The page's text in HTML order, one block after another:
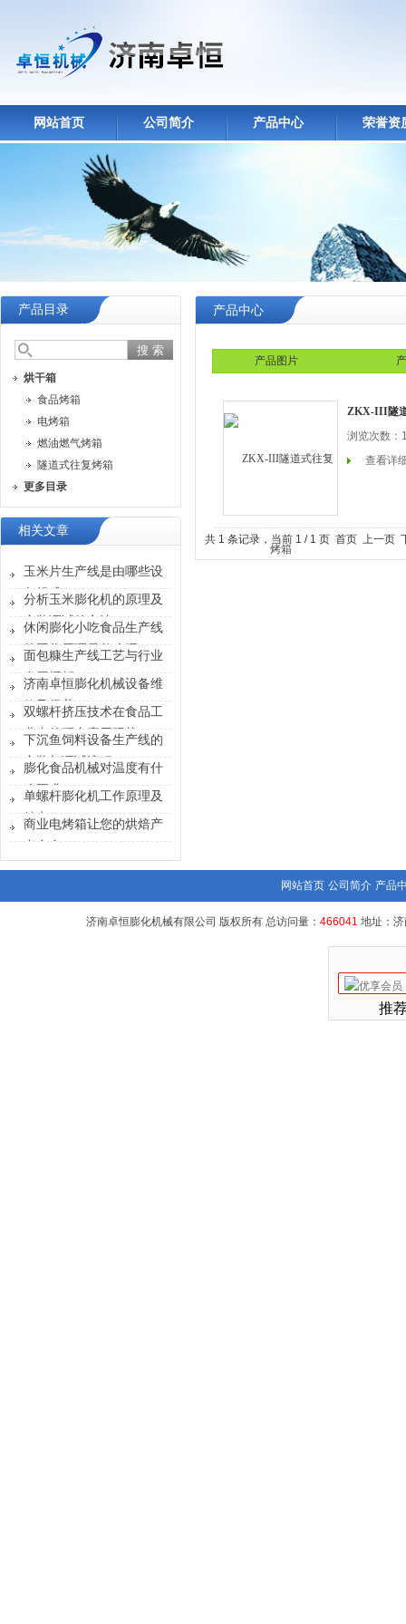
网站首页 公司简介 产品中心 荣誉资
产品目录
烘干箱
食品烤箱
电烤箱
燃油燃气烤箱
隧道式往复烤箱
更多目录
相关文章
玉米片生产线是由哪些设
备组成？
分析玉米膨化机的原理及
安装调试的方法
休闲膨化小吃食品生产线
的工作原理是什么呢？
面包糠生产线工艺与行业
发展探析
济南卓恒膨化机械设备维
修及保养
双螺杆挤压技术在食品工
业中的研究应用现状
下沉鱼饲料设备生产线的
安装与调试流程
膨化食品机械对温度有什
么要求？
单螺杆膨化机工作原理及
特点
商业电烤箱让您的烘焙产
出多多
产品中心
产品图片
ZKX-III隧
浏览次数：
查看详
共 1 条记录，当前 1 / 1 页 首页 上一页
网站首页 公司简介 产品
济南卓恒膨化机械有限公司 版权所有 总访问量： 466041 地址：
推